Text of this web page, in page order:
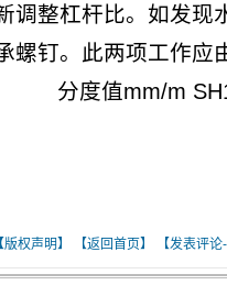
调整杠杆比。如发现
螺钉。此两项工作应
分度值mm/m
【版权声明】 【返回首页】 【发表评论-